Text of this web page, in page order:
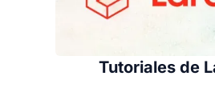
Tutoriales de